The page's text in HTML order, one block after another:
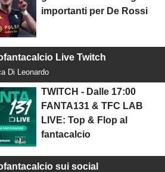
importanti per De Rossi
Live Twitch
Di Leonardo
TWITCH - Dalle 17:00
FANTA131 & TFC LAB
LIVE: Top & Flop al
fantacalcio
sui social